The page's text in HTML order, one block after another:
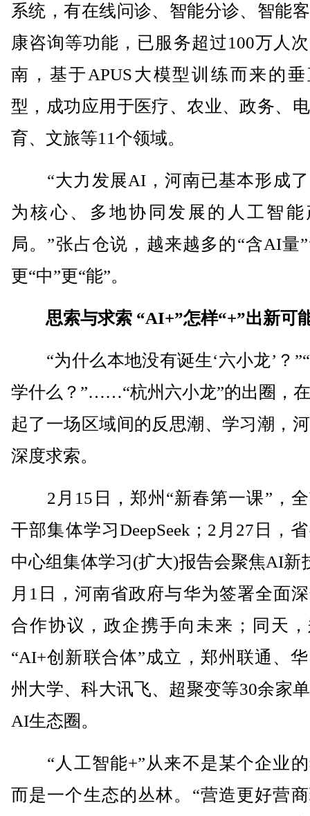
系统，有在线问诊、智能分诊、智能
康咨询等功能，已服务超过100万人
南，基于APUS大模型训练而来的
型，成功应用于医疗、农业、政务、
育、文旅等11个领域。
“大力发展AI，河南已基本形成了
为核心、多地协同发展的人工智能
局。”张占仓说，越来越多的“含AI量
更“中”更“能”。
思索与求索 “AI+”怎样“+”出新可
“为什么本地没有诞生‘六小龙’？
学什么？”……“杭州六小龙”的出圈，
起了一场区域间的反思潮、学习潮，
深度求索。
2月15日，郑州“新春第一课”，全
干部集体学习DeepSeek；2月27日，
中心组集体学习(扩大)报告会聚焦AI新
月1日，河南省政府与华为签署全面
合作协议，政企携手向未来；同天
“AI+创新联合体”成立，郑州联通、
州大学、科大讯飞、超聚变等30余家
AI生态圈。
“人工智能+”从来不是某个企业的
而是一个生态的丛林。“营造更好营